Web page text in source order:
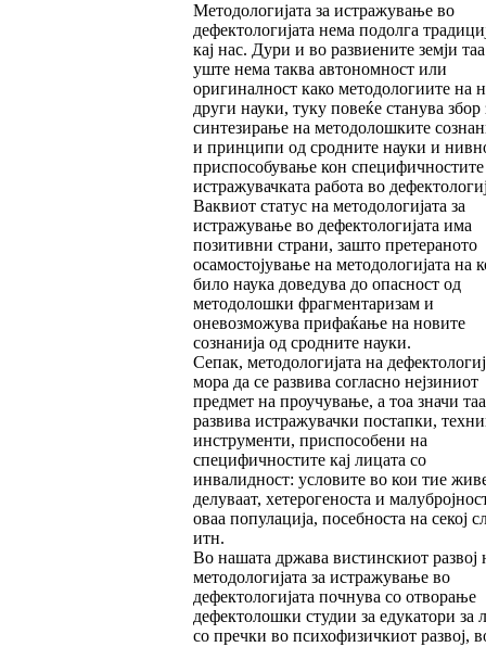
Методологијата за истражување во
дефектологијата нема подолга
кај нас. Дури и во развиените земји таа
уште нема таква автономност или
оригиналност како методологиите на
други науки, туку повеќе станува збор
синтезирање на методолошките
и принципи од сродните науки и
приспособување кон
истражувачката работа во
Ваквиот статус на методологијата за
истражување во дефектологијата има
позитивни страни, зашто претераното
осамостојување на методологијата на
било наука доведува до опасност од
методолошки фрагментаризам и
оневозможува прифаќање на новите
сознанија од сродните науки.
Сепак, методологијата на
мора да се развива согласно нејзиниот
предмет на проучување, а тоа значи
развива истражувачки постапки,
инструменти, приспособени на
специфичностите кај лицата со
инвалидност: условите во кои тие
делуваат, хетерогеноста и
оваа популација, посебноста на секој
итн.
Во нашата држава вистинскиот развој
методологијата за истражување во
дефектологијата почнува со отворање
дефектолошки студии за едукатори за
со пречки во психофизичкиот развој,